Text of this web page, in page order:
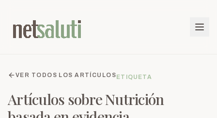
VER TODOS LOS ARTÍCULOS ETIQUETA
Artículos sobreNutrición